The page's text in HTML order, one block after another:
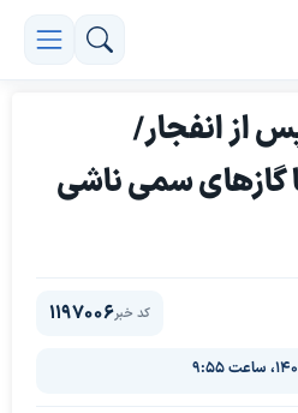
از انفجار/
گاز‌های سمی ناشی
کد خبر1197006